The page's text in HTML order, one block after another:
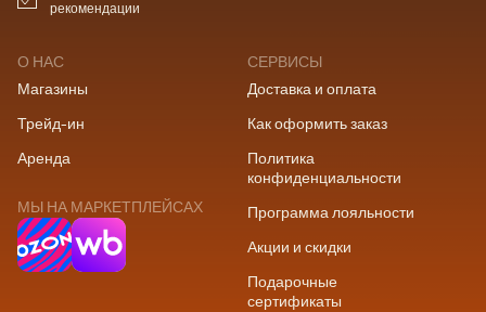
О НАС
Магазины
Трейд-ин
Аренда
МЫ НА МАРКЕТПЛЕЙСАХ
СЕРВИСЫ
Доставка и оплата
Как оформить заказ
Политика
конфиденциальности
Программа лояльности
Акции и скидки
Подарочные
сертификаты
рекомендации